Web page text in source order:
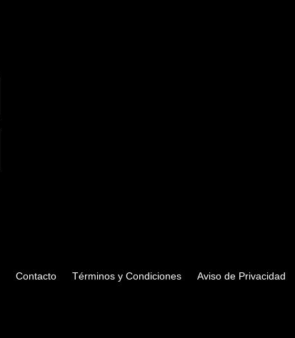
Contacto Términos y Condiciones Aviso de Privacidad
Maravilloso Mago De Oz